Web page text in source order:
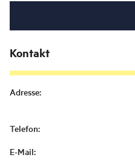
Kontakt
Adresse:
Telefon:
E-Mail: